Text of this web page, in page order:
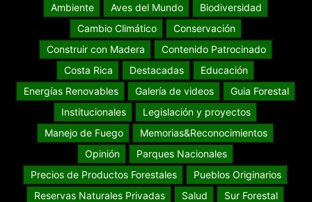
Ambiente
Aves del Mundo
Biodiversidad
Cambio Climático
Conservación
Construir con Madera
Contenido Patrocinado
Costa Rica
Destacadas
Educación
Energías Renovables
Galería de videos
Guia Forestal
Institucionales
Legislación y proyectos
Manejo de Fuego
Memorias&Reconocimientos
Opinión
Parques Nacionales
Precios de Productos Forestales
Pueblos Originarios
Reservas Naturales Privadas
Salud
Sur Forestal